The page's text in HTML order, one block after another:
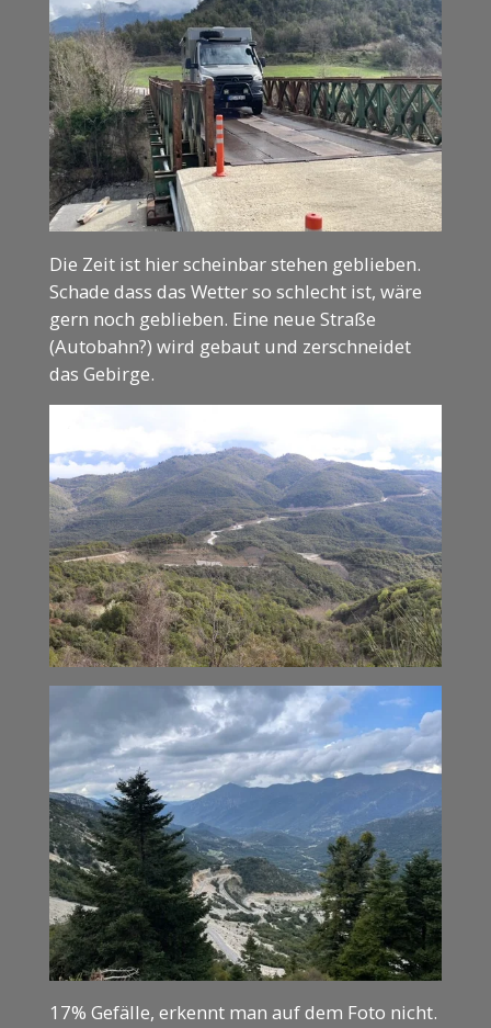
Die Zeit ist hier scheinbar stehen geblieben.
Schade dass das Wetter so schlecht ist, wäre
gern noch geblieben. Eine neue Straße
(Autobahn?) wird gebaut und zerschneidet
das Gebirge.
17% Gefälle, erkennt man auf dem Foto nicht.